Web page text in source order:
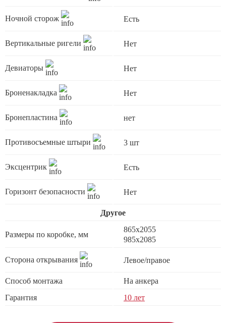
Ночной сторож Есть
Вертикальные ригели Нет
Девиаторы Нет
Броненакладка Нет
Бронепластина нет
Противосъемные штыри 3 шт
Эксцентрик Есть
Горизонт безопасности Нет
Другое
Размеры по коробке, мм
865x2055
985x2085
Сторона открывания Левое/правое
Способ монтажа
На анкера
Гарантия
10 лет